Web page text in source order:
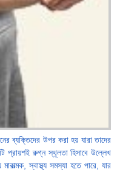
ব্যক্তিদের উপর করা হয় যারা তাদের
প্রায়শই রুগ্ন স্থূলতা হিসাবে উল্লেখ
স্বাস্থ্য সমস্যা হতে পারে, যার